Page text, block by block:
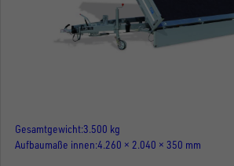
Gesamtgewicht3.500 kg
Aufbaumaße innen 4.260 × 2.040 × 350 mm